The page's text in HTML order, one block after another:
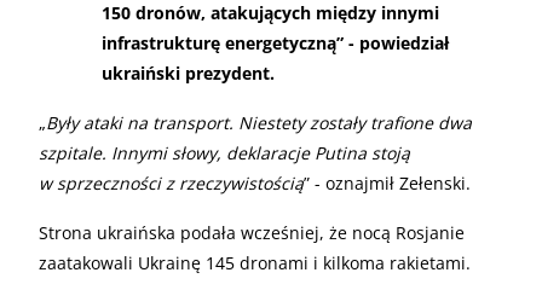
150 dronów, atakujących między innymi
infrastrukturę energetyczną” - powiedział
ukraiński prezydent.
„Były ataki na transport. Niestety zostały trafione dwa
szpitale. Innymi słowy, deklaracje Putina stoją
w sprzeczności z rzeczywistością” - oznajmił Zełenski.
Strona ukraińska podała wcześniej, że nocą Rosjanie
zaatakowali Ukrainę 145 dronami i kilkoma rakietami.